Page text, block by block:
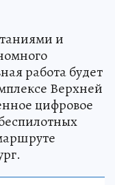
и
работа будет
Верхней
цифровое